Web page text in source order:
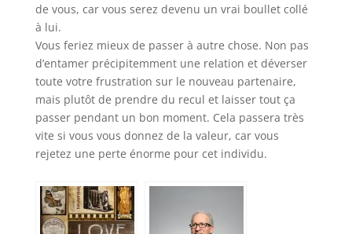
de vous, car vous serez devenu un vrai boullet collé
à lui.
Vous feriez mieux de passer à autre chose. Non pas
d’entamer précipitemment une relation et déverser
toute votre frustration sur le nouveau partenaire,
mais plutôt de prendre du recul et laisser tout ça
passer pendant un bon moment. Cela passera très
vite si vous vous donnez de la valeur, car vous
rejetez une perte énorme pour cet individu.